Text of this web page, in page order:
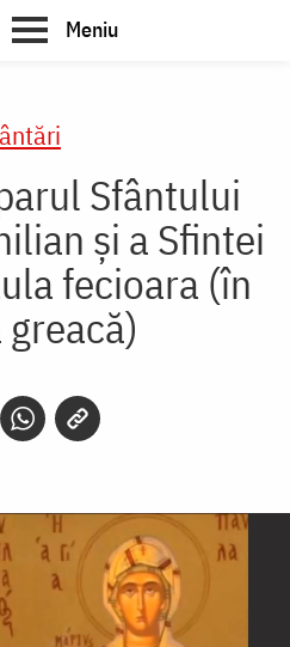
Meniu
Sfântului
și a Sfintei
fecioara (în